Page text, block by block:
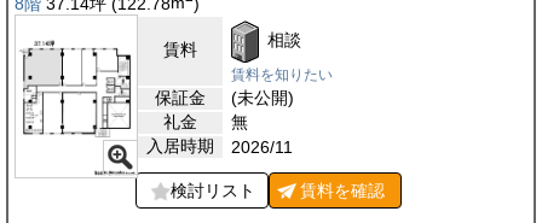
賃料 相談
賃料を知りたい
保証金
(未公開)
礼金
無
入居時期
2026/11
検討リスト 賃料を確認